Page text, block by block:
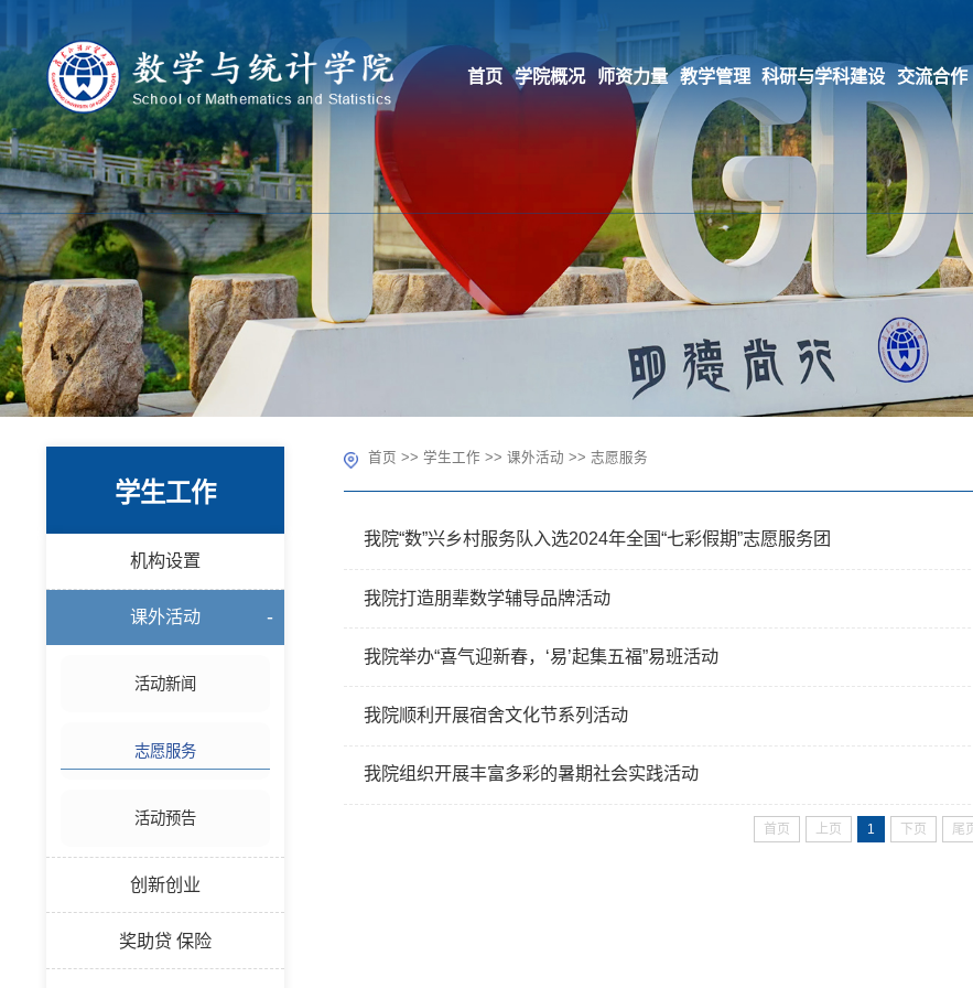
首页 学院概况 师资力量 教学管理 科研与学科建设 交流合作
学生工作
机构设置
课外活动
活动新闻
志愿服务
活动预告
创新创业
奖助贷 保险
首页 >> 学生工作 >> 课外活动 >> 志愿服务
我院“数”兴乡村服务队入选2024年全国“七彩假期”志愿服务团
我院打造朋辈数学辅导品牌活动
我院举办“喜气迎新春，‘易’起集五福”易班活动
我院顺利开展宿舍文化节系列活动
我院组织开展丰富多彩的暑期社会实践活动
首页 上页 1 下页 尾